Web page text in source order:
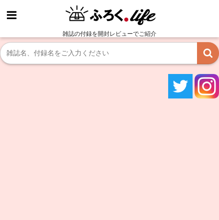
雑誌の付録を開封レビューでご紹介